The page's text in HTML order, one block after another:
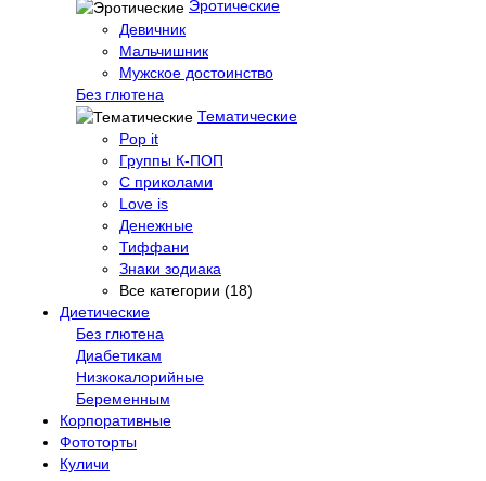
Эротические
Девичник
Мальчишник
Мужское достоинство
Без глютена
Тематические
Pop it
Группы К-ПОП
С приколами
Love is
Денежные
Тиффани
Знаки зодиака
Все категории (18)
Диетические
Без глютена
Диабетикам
Низкокалорийные
Беременным
Корпоративные
Фототорты
Куличи